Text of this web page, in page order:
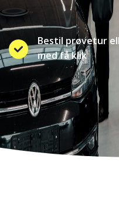
Bestil prøvetur
med få klik